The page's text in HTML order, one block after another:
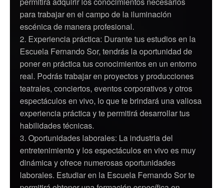
para trabajar en el campo de la iluminación
escénica de manera profesional.
Experiencia práctica: Durante tus estudios en la
Escuela Fernando Sor, tendrás la oportunidad de
poner en práctica tus conocimientos en un entorno
real. Podrás trabajar en proyectos y producciones
teatrales, conciertos, eventos corporativos y otros
espectáculos en vivo, lo que te brindará una valiosa
experiencia práctica y te permitirá desarrollar tus
habilidades técnicas.
Oportunidades laborales: La industria del
entretenimiento y los espectáculos en vivo es muy
dinámica y ofrece numerosas oportunidades
laborales. Estudiar en la Escuela Fernando Sor te